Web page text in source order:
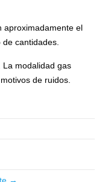
aproximadamente el
cantidades.
La modalidad gas
de ruidos.